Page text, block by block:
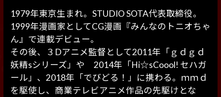
1979年東京生まれ。STUDIO SOTA代表取締役。
1999年漫画家としてCG漫画『みんなのトニオちゃ
ん』で連載デビュー。
その後、３Dアニメ監督として2011年「ｇｄｇｄ
妖精sシリーズ」や 2014年「Hi☆sCoool! セハガ
ール」、 2018年「でびどる！」に携わる。ｍｍｄ
を駆使し、商業テレビアニメ作品の先駆けとな